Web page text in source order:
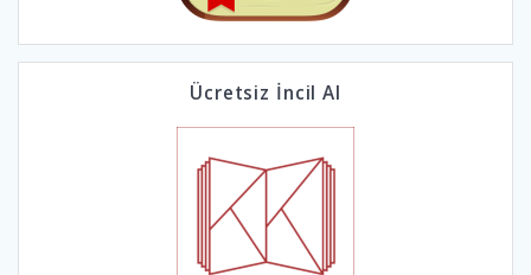
Ücretsiz İncil Al